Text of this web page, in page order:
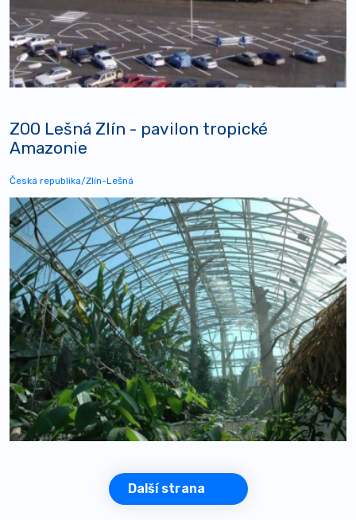
ZOO Lešná Zlín - pavilon tropické
Amazonie
Česká republika/Zlín-Lešná
Další strana